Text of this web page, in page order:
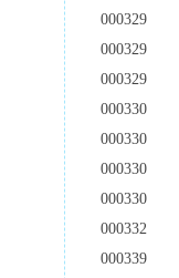
000329
000329
000329
000330
000330
000330
000330
000332
000339